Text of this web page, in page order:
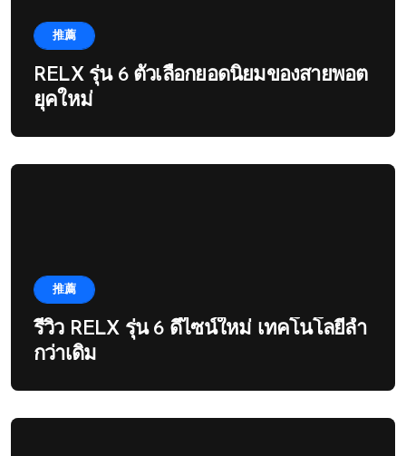
推薦
RELX รุ่น 6 ตัวเลือกยอดนิยมของสายพอต
ยุคใหม่
推薦
รีวิว RELX รุ่น 6 ดีไซน์ใหม่ เทคโนโลยีล้ำ
กว่าเดิม